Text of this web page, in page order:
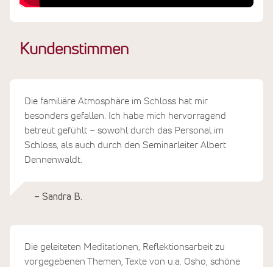
Kundenstimmen
Die familiäre Atmosphäre im Schloss hat mir
besonders gefallen. Ich habe mich hervorragend
betreut gefühlt – sowohl durch das Personal im
Schloss, als auch durch den Seminarleiter Albert
Dennenwaldt.
– Sandra B.
Die geleiteten Meditationen, Reflektionsarbeit zu
vorgegebenen Themen, Texte von u.a. Osho, schöne